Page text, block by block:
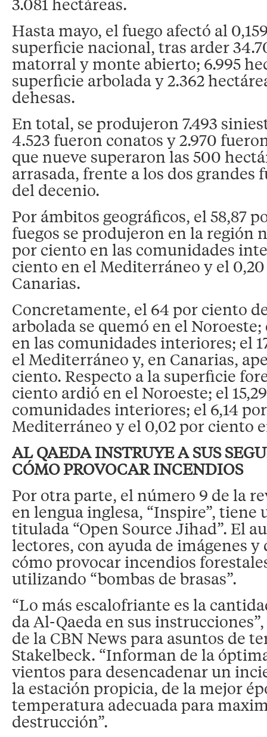
Hasta mayo, el fuego afectó al
superficie nacional, tras arder
matorral y monte abierto; 6.995
superficie arbolada y 2.362
dehesas.
En total, se produjeron 7.493
4.523 fueron conatos y 2.970
que nueve superaron las 500
arrasada, frente a los dos grandes
del decenio.
Por ámbitos geográficos, el 58,87
fuegos se produjeron en la región
por ciento en las comunidades
ciento en el Mediterráneo y el
Canarias.
Concretamente, el 64 por ciento
arbolada se quemó en el
en las comunidades interiores; el
el Mediterráneo y, en Canarias,
ciento. Respecto a la superficie
ciento ardió en el Noroeste; el
comunidades interiores; el 6,14
Mediterráneo y el 0,02 por ciento
AL QAEDA INSTRUYE A SUS
CÓMO PROVOCAR INCENDIOS
Por otra parte, el número 9 de la
en lengua inglesa, “Inspire”, tiene
titulada “Open Source Jihad”. El
lectores, con ayuda de imágenes y
cómo provocar incendios
utilizando “bombas de brasas”.
“Lo más escalofriante es la
da Al-Qaeda en sus
de la CBN News para asuntos de
Stakelbeck. “Informan de la
vientos para desencadenar un
la estación propicia, de la mejor
temperatura adecuada para
destrucción”.